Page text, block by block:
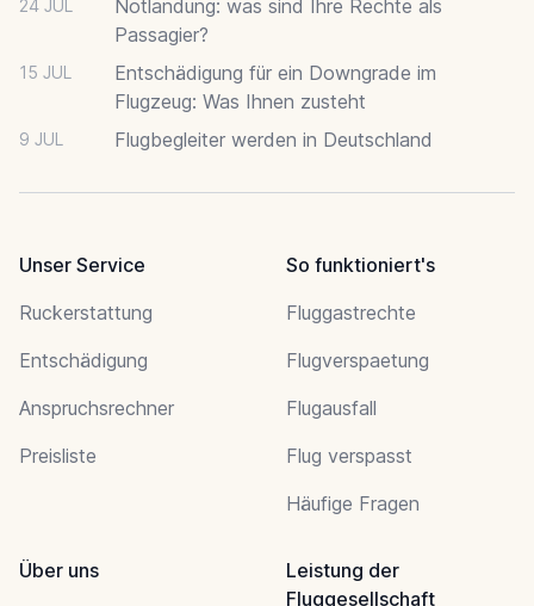
24 JUL
Notlandung: was sind Ihre Rechte als
Passagier?
15 JUL
Entschädigung für ein Downgrade im
Flugzeug: Was Ihnen zusteht
9 JUL Flugbegleiter werden in Deutschland
Unser Service
Ruckerstattung
Entschädigung
Anspruchsrechner
Preisliste
So funktioniert's
Fluggastrechte
Flugverspaetung
Flugausfall
Flug verspasst
Häufige Fragen
Über uns
Leistung der
Fluggesellschaft